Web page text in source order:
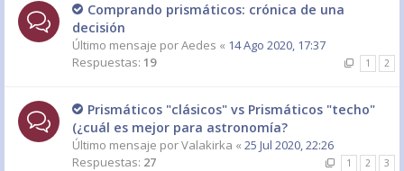
Comprando prismáticos: crónica de una
decisión
Último mensaje porAedes « 14 Ago 2020, 17:37
Respuestas: 19 1 2
Prismáticos "clásicos" vs Prismáticos "techo"
(¿cuál es mejor para astronomía?
Último mensaje porValakirka « 25 Jul 2020, 22:26
Respuestas: 27 1 2 3